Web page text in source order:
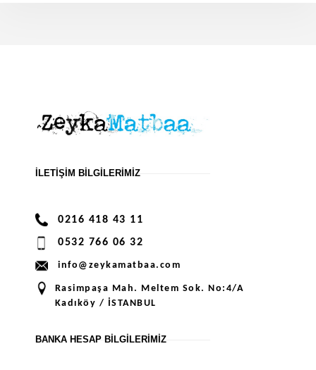
İLETIŞIM BILGILERIMIZ
0216 418 43 11
0532 766 06 32
info@zeykamatbaa.com
Rasimpaşa Mah. Meltem Sok. No:4/A
Kadıköy / İSTANBUL
BANKA HESAP BILGILERIMIZ